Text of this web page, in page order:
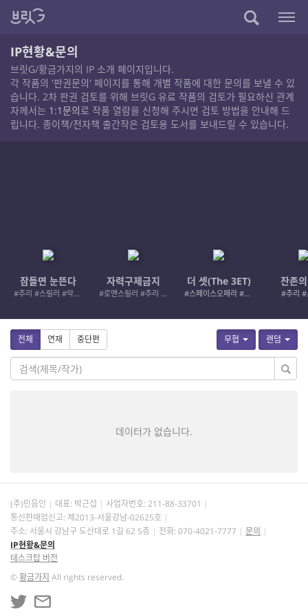
IP현황&문의
브릿G/황금가지의 IP 소개 페이지입니다.
각 작품의 '판권문의' 페이지를 통해 개별 작품에 대한 문의를 보낼 수 있
습니다. 2차 판권 검토를 위해 브릿G 유료 작품의 검토가 필요하신 관계
자께서는 1:1문의로 작품 열람을 신청해 주시면 검토 방법을 안내해 드
립니다. 종이책/전자책 출간작은 검토용 도서를 보내드릴 수 있습니다.
잠들면 눈뜬다
#추리 #스릴러 #악인 #로드레이지
자력구제금지
#로맨스릴러 #추리 #여성서사 #사적제재
더 셋(The 3ET)
#스페이스오페라 #우주활극
잔존
#추리 #
무협 랜덤
전체 연재 중단편
데이터가 없습니다.
(주)민음인 대표: 박근섭 사업자번호: 211-88-33701
통신판매업신고: 제2013-서울강남-02625호
주소: 서울시 강남구 도산대로 1길 62 5층
전화: 070-4021-7777
문의
IP현황&문의
데스크탑 버전
©황금가지 All rights reserved.